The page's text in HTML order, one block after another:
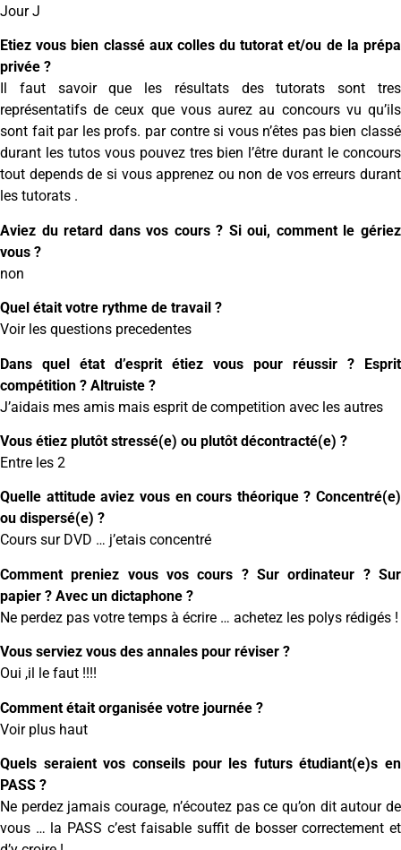
Jour J
Etiez vous bien classé aux colles du tutorat et/ou de la prépa
privée ?
Il faut savoir que les résultats des tutorats sont tres
représentatifs de ceux que vous aurez au concours vu qu’ils
sont fait par les profs. par contre si vous n’êtes pas bien classé
durant les tutos vous pouvez tres bien l’être durant le concours
tout depends de si vous apprenez ou non de vos erreurs durant
les tutorats .
Aviez du retard dans vos cours ? Si oui, comment le gériez
vous ?
non
Quel était votre rythme de travail ?
Voir les questions precedentes
Dans quel état d’esprit étiez vous pour réussir ? Esprit
compétition ? Altruiste ?
J’aidais mes amis mais esprit de competition avec les autres
Vous étiez plutôt stressé(e) ou plutôt décontracté(e) ?
Entre les 2
Quelle attitude aviez vous en cours théorique ? Concentré(e)
ou dispersé(e) ?
Cours sur DVD … j’etais concentré
Comment preniez vous vos cours ? Sur ordinateur ? Sur
papier ? Avec un dictaphone ?
Ne perdez pas votre temps à écrire … achetez les polys rédigés !
Vous serviez vous des annales pour réviser ?
Oui ,il le faut !!!!
Comment était organisée votre journée ?
Voir plus haut
Quels seraient vos conseils pour les futurs étudiant(e)s en
PASS ?
Ne perdez jamais courage, n’écoutez pas ce qu’on dit autour de
vous … la PASS c’est faisable suffit de bosser correctement et